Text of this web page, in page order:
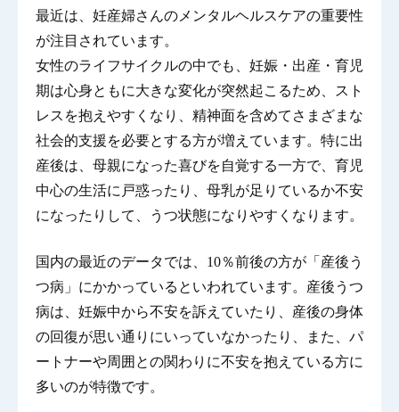
最近は、妊産婦さんのメンタルヘルスケアの重要性
が注目されています。
女性のライフサイクルの中でも、妊娠・出産・育児
期は心身ともに大きな変化が突然起こるため、スト
レスを抱えやすくなり、精神面を含めてさまざまな
社会的支援を必要とする方が増えています。特に出
産後は、母親になった喜びを自覚する一方で、育児
中心の生活に戸惑ったり、母乳が足りているか不安
になったりして、うつ状態になりやすくなります。
国内の最近のデータでは、10％前後の方が「産後う
つ病」にかかっているといわれています。産後うつ
病は、妊娠中から不安を訴えていたり、産後の身体
の回復が思い通りにいっていなかったり、また、パ
ートナーや周囲との関わりに不安を抱えている方に
多いのが特徴です。